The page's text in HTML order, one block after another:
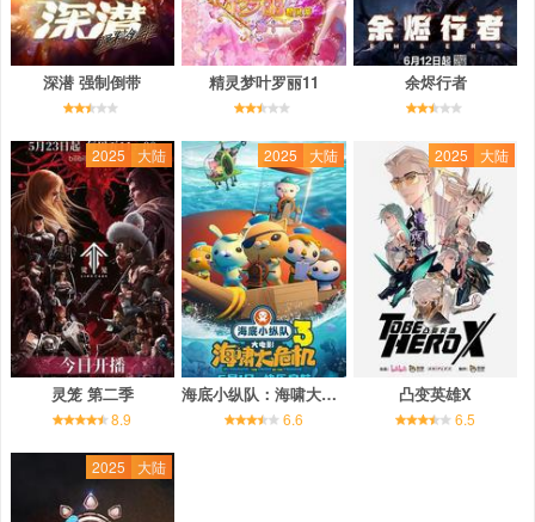
深潜 强制倒带 精灵梦叶罗丽11 余烬行者
2025 大陆
灵笼 第二季
8.9
2025 大陆
海底小纵队：海啸大危机
6.6
2025 大陆
凸变英雄X
6.5
2025 大陆